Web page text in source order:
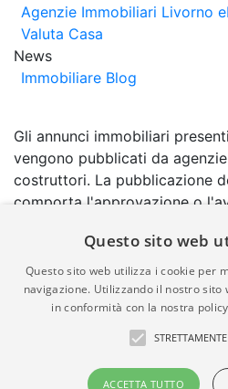
Agenzie Immobiliari Livorno
Valuta Casa
News
Immobiliare Blog
Gli annunci immobiliari
vengono pubblicati da
costruttori. La pubblicazione
comporta l'approvazione o
garanzia da parte di
quindi non è responsabile
correttezza, della
materia di privacy e/o di
suddetti annunci.
© Copyright 2007 - 2026
Questo sito web
Questo sito web utilizza i cookie per
navigazione. Utilizzando il nostro sito
in conformità con la nostra
ACCETTA TUTTO